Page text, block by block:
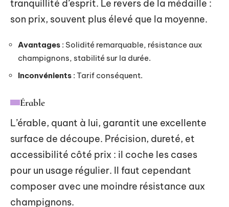
tranquillité d’esprit. Le revers de la médaille :
son prix, souvent plus élevé que la moyenne.
Avantages : Solidité remarquable, résistance aux
champignons, stabilité sur la durée.
Inconvénients : Tarif conséquent.
Érable
L’érable, quant à lui, garantit une excellente
surface de découpe. Précision, dureté, et
accessibilité côté prix : il coche les cases
pour un usage régulier. Il faut cependant
composer avec une moindre résistance aux
champignons.